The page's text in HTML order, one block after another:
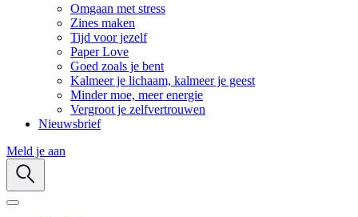
Omgaan met stress
Zines maken
Tijd voor jezelf
Paper Love
Goed zoals je bent
Kalmeer je lichaam, kalmeer je geest
Minder moe, meer energie
Vergroot je zelfvertrouwen
Nieuwsbrief
Meld je aan